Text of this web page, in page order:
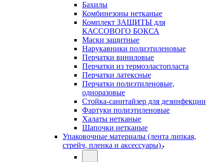
Бахилы
Комбинезоны нетканые
Комплект ЗАЩИТЫ для
КАССОВОГО БОКСА
Маски защитные
Нарукавники полиэтиленовые
Перчатки виниловые
Перчатки из термоэластопласта
Перчатки латексные
Перчатки полиэтиленовые,
одноразовые
Стойка-санитайзер для дезинфекции
Фартуки полиэтиленовые
Халаты нетканые
Шапочки нетканые
Упаковочные материалы (лента липкая,
стрейч, пленка и аксессуары)